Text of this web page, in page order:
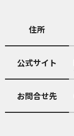
住所
公式サイト
お問合せ先